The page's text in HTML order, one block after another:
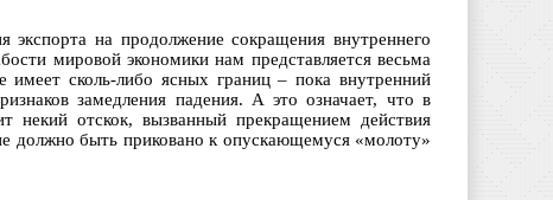
экспорта на продолжение сокращения внутреннего
мировой экономики нам представляется весьма
имеет сколь-либо ясных границ – пока внутренний
замедления падения. А это означает, что в
некий отскок, вызванный прекращением действия
должно быть приковано к опускающемуся «молоту»